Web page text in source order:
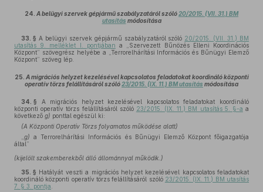
24. A belügyi szervek gépjármű szabályzatáról szóló20/2015. (VII. 31.) BM
utasítás módosítása
33. § A belügyi szervek gépjármű szabályzatáról szóló 20/2015. (VII. 31.) BM
utasítás 9. melléklet I. pontjában a „Szervezett Bűnözés Elleni Koordinációs
Központ” szövegrész helyébe a „Terrorelhárítási Információs és Bűnügyi Elemző
Központ” szöveg lép.
25. A migrációs helyzet kezelésével kapcsolatos feladatokat koordináló központi
operatív törzs felállításáról szóló23/2015. (IX. 11.) BM utasítás módosítása
34. § A migrációs helyzet kezelésével kapcsolatos feladatokat koordináló
központi operatív törzs felállításáról szóló 23/2015. (IX. 11.) BM utasítás 5. §-a a
következő g) ponttal egészül ki:
(A Központi Operatív Törzs folyamatos működése alatt)
g) a Terrorelhárítási Információs és Bűnügyi Elemző Központ főigazgatója
által”
(kijelölt szakemberekből álló állománnyal működik.)
35. § Hatályát veszti a migrációs helyzet kezelésével kapcsolatos feladatokat
koordináló központi operatív törzs felállításáról szóló 23/2015. (IX. 11.) BM utasítás
7. § 3. pontja